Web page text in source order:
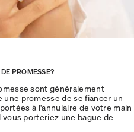
PROMESSE?
sont généralement
promesse de se fiancer un
à l'annulaire de votre main
porteriez une bague de